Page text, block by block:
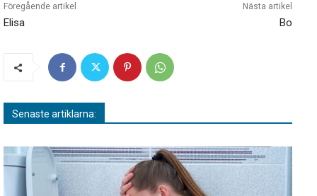
Föregående artikel
Elisa
Nästa artikel
Bo
Senaste artiklarna: